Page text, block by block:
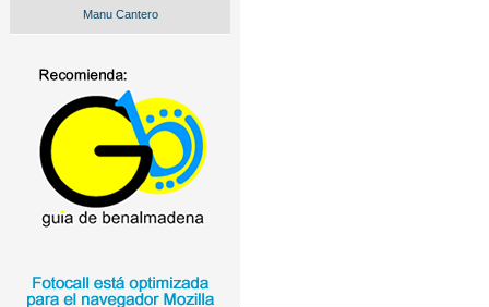
Manu Cantero